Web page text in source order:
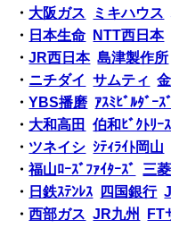
・ 大阪ガス ミキハウス
・ 日本生命 NTT西日本
・JR西日本 島津製作所
・ ニチダイ サムティ
・YBS播磨 ｱｽﾐﾋﾞﾙﾀﾞｰｽﾞ
・ 大和高田 伯和ﾋﾞｸﾄﾘｰ
・ ツネイシ ｼﾃｨﾗｲﾄ岡山
・福山ﾛｰｽﾞﾌｧｲﾀｰｽﾞ
三
・ 日鉄ｽﾃﾝﾚｽ 四国銀行
・西部ガス JR九州
FT